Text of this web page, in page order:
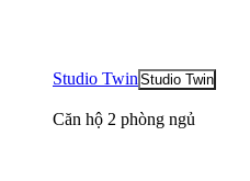
Studio Twin Studio Twin
Căn hộ 2 phòng ngủ